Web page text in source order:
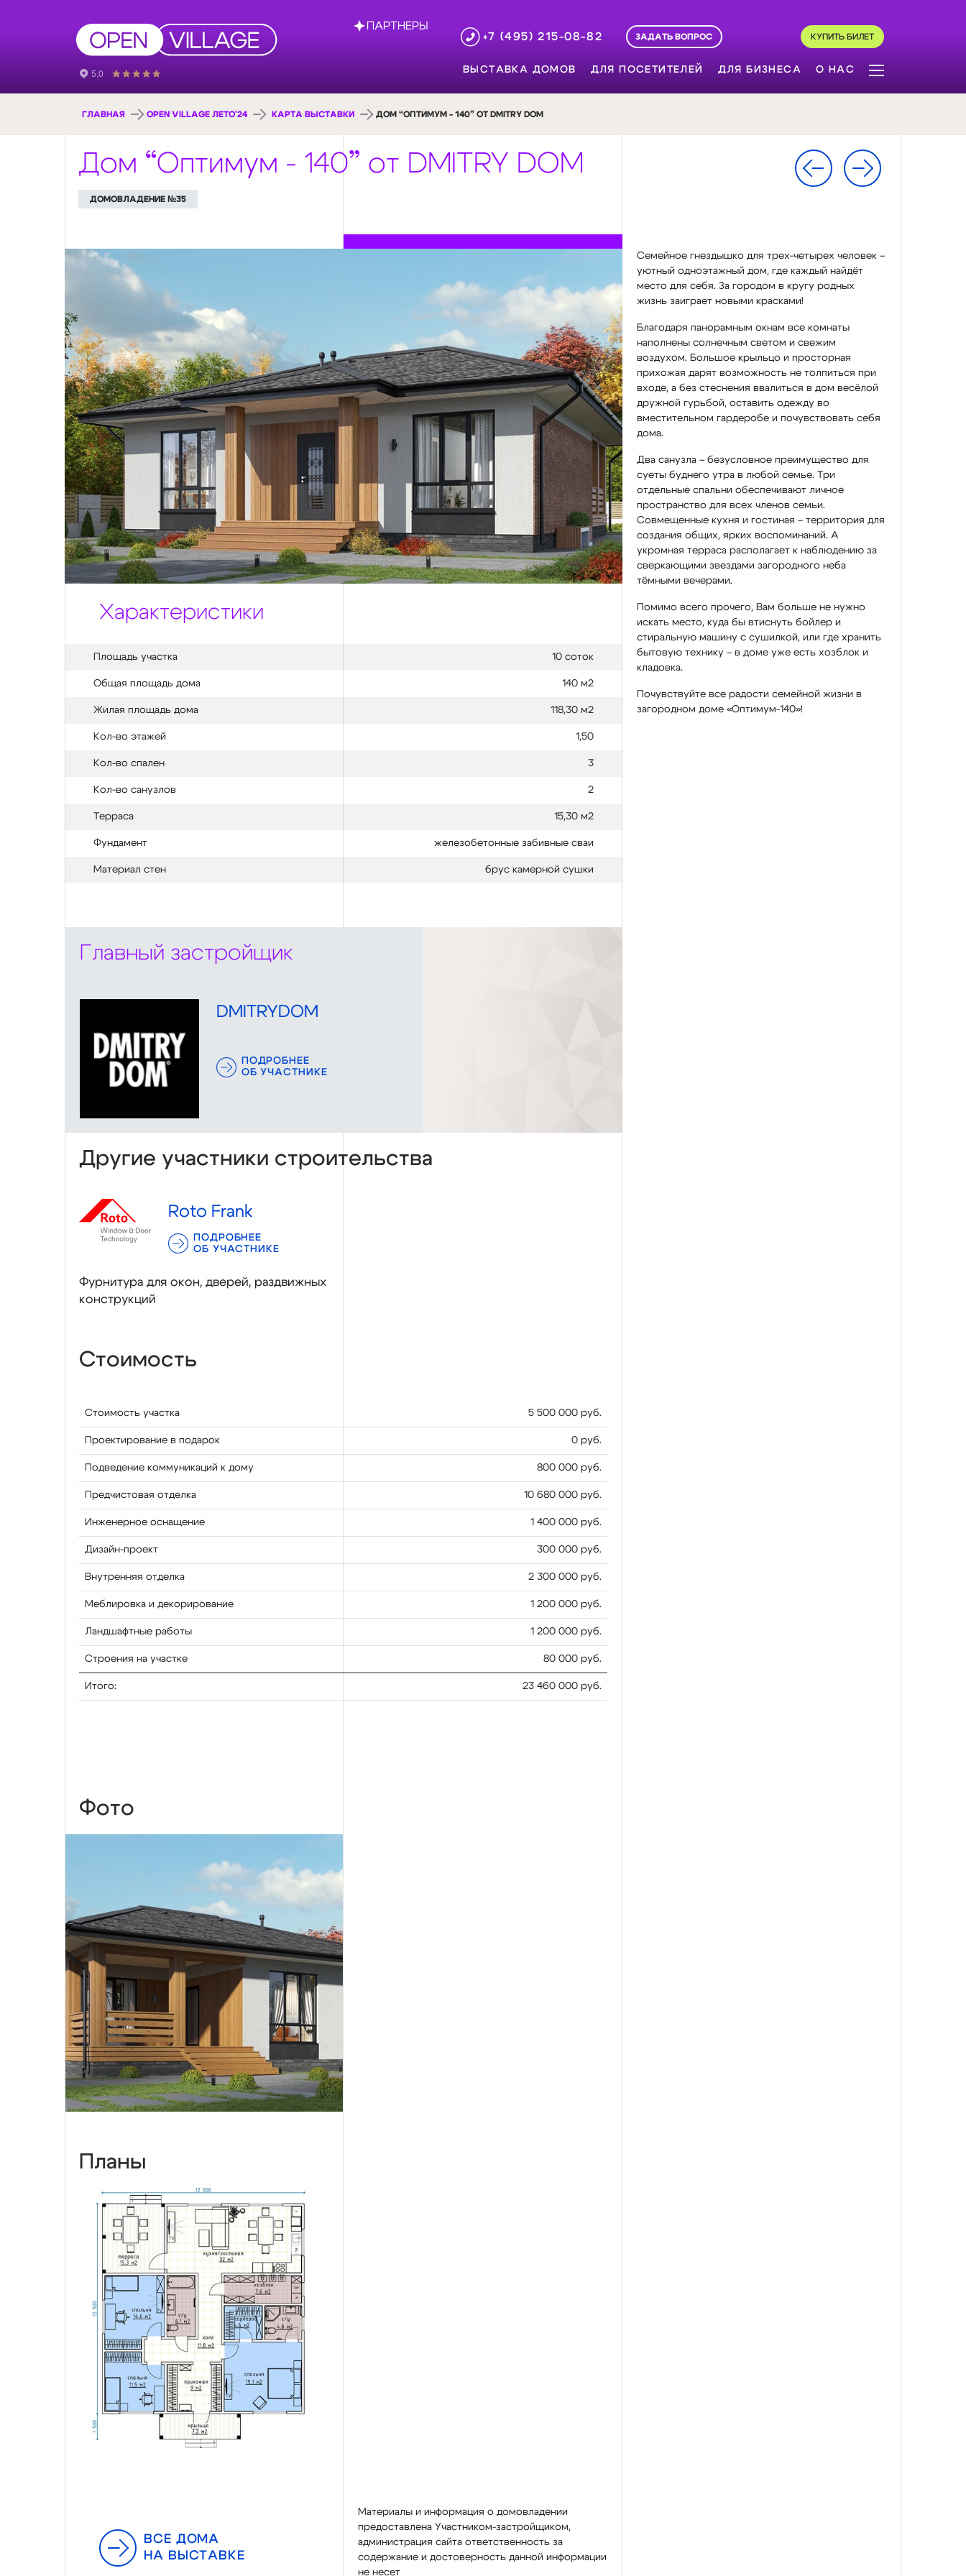
ПАРТНЕРЫ
+7 (495) 215-08-82
ЗАДАТЬ ВОПРОС КУПИТЬ БИЛЕТ
ВЫСТАВКА ДОМОВ ДЛЯ ПОСЕТИТЕЛЕЙ ДЛЯ БИЗНЕСА О НАС
ГЛАВНАЯ OPEN VILLAGE ЛЕТО'24 КАРТА ВЫСТАВКИ ДОМ “ОПТИМУМ - 140” ОТ DMITRY DOM
Дом “Оптимум - 140” от DMITRY DOM
ДОМОВЛАДЕНИЕ №35
Характеристики
Площадь участка 10 соток
Общая площадь дома 140 м2
Жилая площадь дома 118,30 м2
Кол-во этажей 1,50
Кол-во спален 3
Кол-во санузлов 2
Терраса 15,30 м2
Фундамент железобетонные забивные сваи
Материал стен брус камерной сушки
Семейное гнездышко для трех-четырех человек –
уютный одноэтажный дом, где каждый найдёт
место для себя. За городом в кругу родных
жизнь заиграет новыми красками!
Благодаря панорамным окнам все комнаты
наполнены солнечным светом и свежим
воздухом. Большое крыльцо и просторная
прихожая дарят возможность не толпиться при
входе, а без стеснения ввалиться в дом весёлой
дружной гурьбой, оставить одежду во
вместительном гардеробе и почувствовать себя
дома.
Два санузла – безусловное преимущество для
суеты буднего утра в любой семье. Три
отдельные спальни обеспечивают личное
пространство для всех членов семьи.
Совмещенные кухня и гостиная – территория для
создания общих, ярких воспоминаний. А
укромная терраса располагает к наблюдению за
сверкающими звездами загородного неба
тёмными вечерами.
Помимо всего прочего, Вам больше не нужно
искать место, куда бы втиснуть бойлер и
стиральную машину с сушилкой, или где хранить
бытовую технику – в доме уже есть хозблок и
кладовка.
Почувствуйте все радости семейной жизни в
загородном доме «Оптимум-140»!
Главный застройщик
DMITRYDOM
ПОДРОБНЕЕ
ОБ УЧАСТНИКЕ
Другие участники строительства
Roto Frank
ПОДРОБНЕЕ
ОБ УЧАСТНИКЕ
Фурнитура для окон, дверей, раздвижных
конструкций
Стоимость
Стоимость участка 5 500 000 руб.
Проектирование в подарок 0 руб.
Подведение коммуникаций к дому 800 000 руб.
Предчистовая отделка 10 680 000 руб.
Инженерное оснащение 1 400 000 руб.
Дизайн-проект 300 000 руб.
Внутренняя отделка 2 300 000 руб.
Меблировка и декорирование 1 200 000 руб.
Ландшафтные работы 1 200 000 руб.
Строения на участке 80 000 руб.
Итого: 23 460 000 руб.
Фото
Планы
ВСЕ ДОМА
НА ВЫСТАВКЕ
Материалы и информация о домовладении
предоставлена Участником-застройщиком,
администрация сайта ответственность за
содержание и достоверность данной информации
не несет